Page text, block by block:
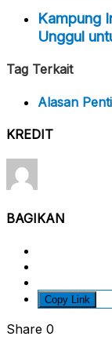
Kampung
Unggul
Tag Terkait
Alasan
KREDIT
BAGIKAN
Copy Link
Share 0